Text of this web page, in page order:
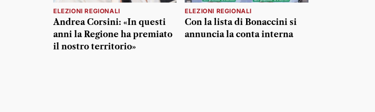
ELEZIONI REGIONALI
Andrea Corsini: «In questi
anni la Regione ha premiato
il nostro territorio»
ELEZIONI REGIONALI
Con la lista di Bonaccini si
annuncia la conta interna